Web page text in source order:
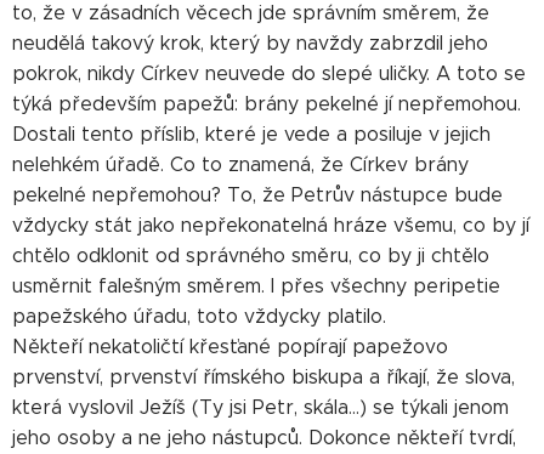
to, že v zásadních věcech jde správním směrem, že
neudělá takový krok, který by navždy zabrzdil jeho
pokrok, nikdy Církev neuvede do slepé uličky. A toto se
týká především papežů: brány pekelné jí nepřemohou.
Dostali tento příslib, které je vede a posiluje v jejich
nelehkém úřadě. Co to znamená, že Církev brány
pekelné nepřemohou? To, že Petrův nástupce bude
vždycky stát jako nepřekonatelná hráze všemu, co by jí
chtělo odklonit od správného směru, co by ji chtělo
usměrnit falešným směrem. I přes všechny peripetie
papežského úřadu, toto vždycky platilo.
Někteří nekatoličtí křesťané popírají papežovo
prvenství, prvenství římského biskupa a říkají, že slova,
která vyslovil Ježíš (Ty jsi Petr, skála...) se týkali jenom
jeho osoby a ne jeho nástupců. Dokonce někteří tvrdí,